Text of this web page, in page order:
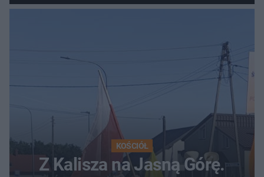
autobusowych
KOŚCIÓŁ
Z Kalisza na Jasną Górę.